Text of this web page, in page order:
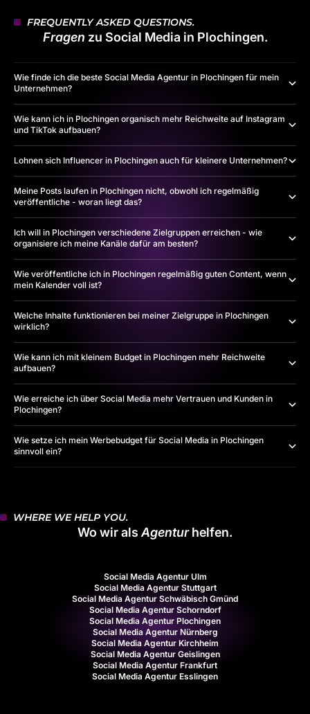
FREQUENTLY ASKED QUESTIONS.
Fragen zu Social Media in Plochingen.
Wie finde ich die beste Social Media Agentur in Plochingen für mein
Unternehmen?
Wie kann ich in Plochingen organisch mehr Reichweite auf Instagram
und TikTok aufbauen?
Lohnen sich Influencer in Plochingen auch für kleinere Unternehmen?
Meine Posts laufen in Plochingen nicht, obwohl ich regelmäßig
veröffentliche - woran liegt das?
Ich will in Plochingen verschiedene Zielgruppen erreichen - wie
organisiere ich meine Kanäle dafür am besten?
Wie veröffentliche ich in Plochingen regelmäßig guten Content, wenn
mein Kalender voll ist?
Welche Inhalte funktionieren bei meiner Zielgruppe in Plochingen
wirklich?
Wie kann ich mit kleinem Budget in Plochingen mehr Reichweite
aufbauen?
Wie erreiche ich über Social Media mehr Vertrauen und Kunden in
Plochingen?
Wie setze ich mein Werbebudget für Social Media in Plochingen
sinnvoll ein?
WHERE WE HELP YOU.
Wo wir alsAgenturhelfen.
Social Media Agentur Ulm
Social Media Agentur Stuttgart
Social Media Agentur Schwäbisch Gmünd
Social Media Agentur Schorndorf
Social Media Agentur Plochingen
Social Media Agentur Nürnberg
Social Media Agentur Kirchheim
Social Media Agentur Geislingen
Social Media Agentur Frankfurt
Social Media Agentur Esslingen